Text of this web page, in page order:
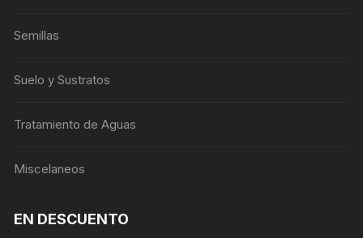
Semillas
Suelo y Sustratos
Tratamiento de Aguas
Miscelaneos
EN DESCUENTO